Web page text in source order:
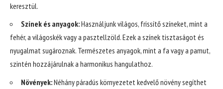
keresztül.
Színek és anyagok:Használjunk világos, frissítő színeket, mint a
fehér, a világoskék vagy a pasztellzöld. Ezek a színek tisztaságot és
nyugalmat sugároznak. Természetes anyagok, mint a fa vagy a pamut,
szintén hozzájárulnak a harmonikus hangulathoz.
Növények:Néhány páradús környezetet kedvelő növény segíthet